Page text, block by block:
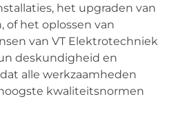
het upgraden van
of het oplossen van
van VT Elektrotechniek
deskundigheid en
alle werkzaamheden
kwaliteitsnormen